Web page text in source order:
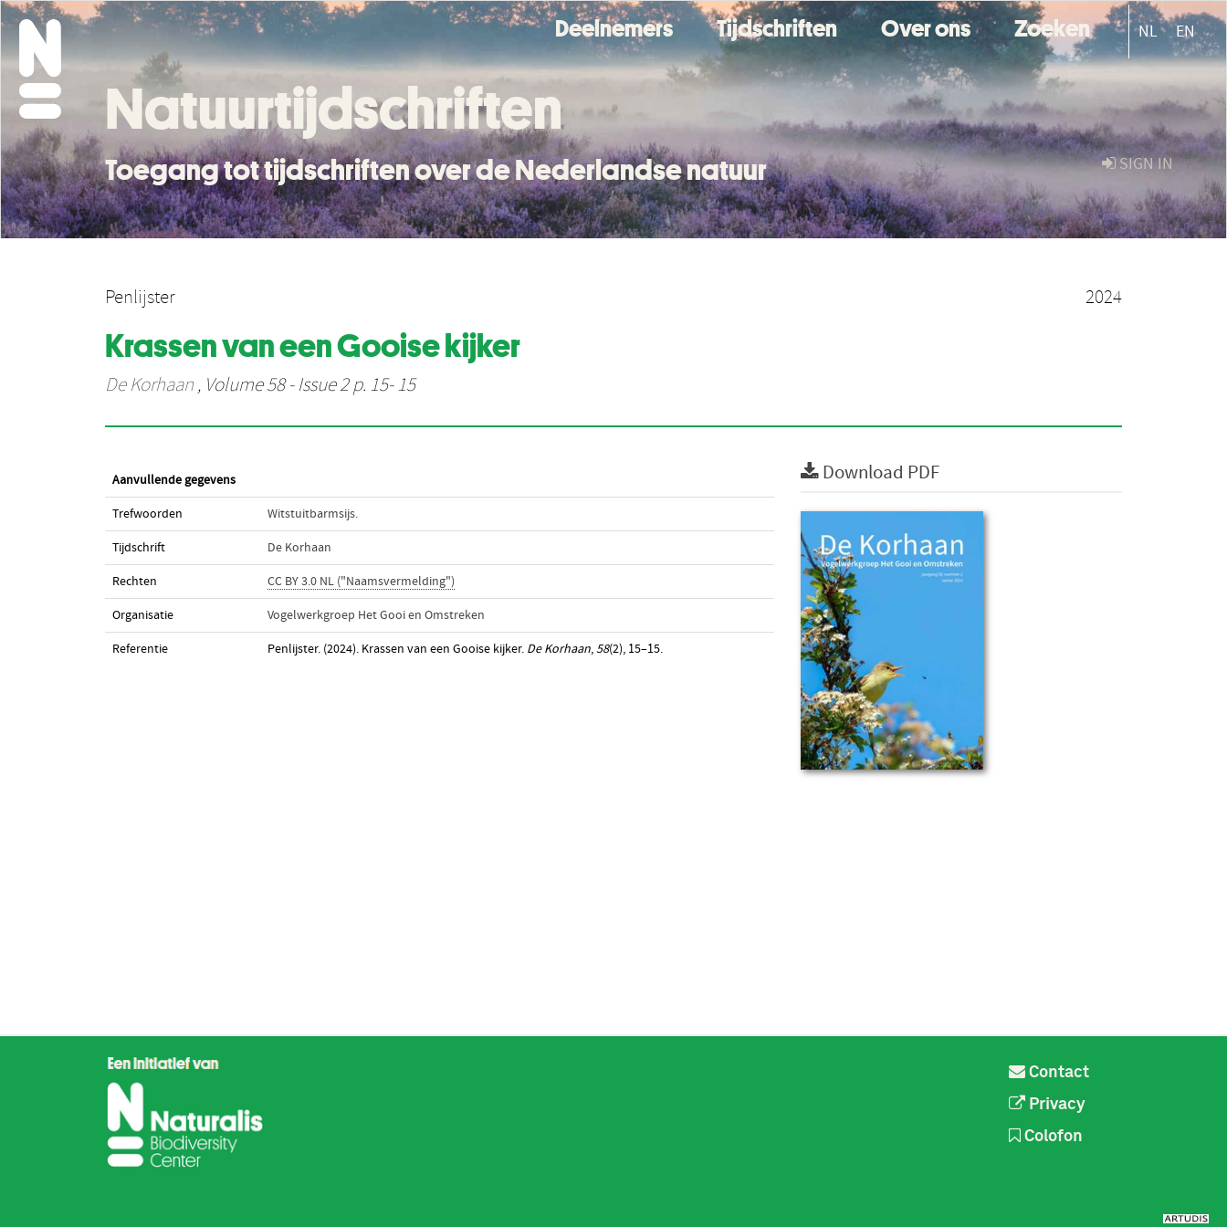
Deelnemers Tijdschriften Over ons Zoeken NL EN
SIGN IN
Natuurtijdschriften
Toegang tot tijdschriften over de Nederlandse natuur
Penlijster 2024
Krassen van een Gooise kijker
De Korhaan, Volume 58 - Issue 2 p. 15- 15
Aanvullende gegevens
Trefwoorden Witstuitbarmsijs.
Tijdschrift De Korhaan
Rechten CC BY 3.0 NL ("Naamsvermelding")
Organisatie Vogelwerkgroep Het Gooi en Omstreken
Referentie Penlijster. (2024). Krassen van een Gooise kijker. De Korhaan,58(2), 15–15.
Download PDF
Contact
Privacy
Colofon